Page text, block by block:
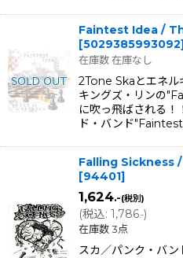
Faintest Idea /
[5029385993092
在庫数 在庫なし
2Tone Skaとエネル
キングズ・リンの
に吹っ飛ばされる
ド・バンド
Falling Sickness
[94401]
1,624.-(税別)
(税込: 1,786.-)
在庫数 3点
スカ／パンク・バ